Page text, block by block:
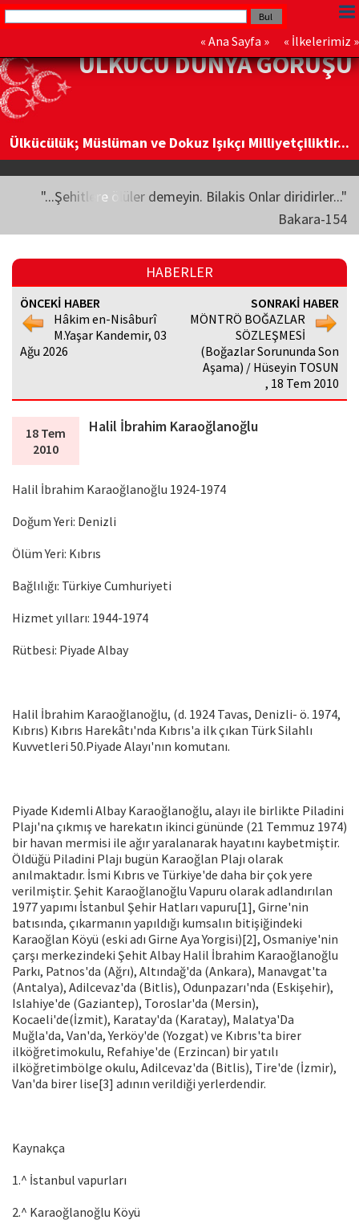
« Ana Sayfa » « İlkelerimiz »
ÜLKÜCÜ DÜNYA GÖRÜŞÜ
Ülkücülük; Müslüman ve Dokuz Işıkçı Milliyetçiliktir...
"...Şehitlere ölüler demeyin. Bilakis Onlar diridirler..."
Bakara-154
HABERLER
ÖNCEKİ HABER
Hâkim en-Nisâburî
M.Yaşar Kandemir, 03
Ağu 2026
SONRAKİ HABER
MÖNTRÖ BOĞAZLAR
SÖZLEŞMESİ
(Boğazlar Sorununda Son
Aşama) / Hüseyin TOSUN
, 18 Tem 2010
18 Tem
2010
Halil İbrahim Karaoğlanoğlu
Halil İbrahim Karaoğlanoğlu 1924-1974
Doğum Yeri: Denizli
Ölüm Yeri: Kıbrıs
Bağlılığı: Türkiye Cumhuriyeti
Hizmet yılları: 1944-1974
Rütbesi: Piyade Albay
Halil İbrahim Karaoğlanoğlu, (d. 1924 Tavas, Denizli- ö. 1974,
Kıbrıs) Kıbrıs Harekâtı'nda Kıbrıs'a ilk çıkan Türk Silahlı
Kuvvetleri 50.Piyade Alayı'nın komutanı.
Piyade Kıdemli Albay Karaoğlanoğlu, alayı ile birlikte Piladini
Plajı'na çıkmış ve harekatın ikinci gününde (21 Temmuz 1974)
bir havan mermisi ile ağır yaralanarak hayatını kaybetmiştir.
Öldüğü Piladini Plajı bugün Karaoğlan Plajı olarak
anılmaktadır. İsmi Kıbrıs ve Türkiye'de daha bir çok yere
verilmiştir. Şehit Karaoğlanoğlu Vapuru olarak adlandırılan
1977 yapımı İstanbul Şehir Hatları vapuru[1], Girne'nin
batısında, çıkarmanın yapıldığı kumsalın bitişiğindeki
Karaoğlan Köyü (eski adı Girne Aya Yorgisi)[2], Osmaniye'nin
çarşı merkezindeki Şehit Albay Halil İbrahim Karaoğlanoğlu
Parkı, Patnos'da (Ağrı), Altındağ'da (Ankara), Manavgat'ta
(Antalya), Adilcevaz'da (Bitlis), Odunpazarı'nda (Eskişehir),
Islahiye'de (Gaziantep), Toroslar'da (Mersin),
Kocaeli'de(İzmit), Karatay'da (Karatay), Malatya'Da
Muğla'da, Van'da, Yerköy'de (Yozgat) ve Kıbrıs'ta birer
ilköğretimokulu, Refahiye'de (Erzincan) bir yatılı
ilköğretimbölge okulu, Adilcevaz'da (Bitlis), Tire'de (İzmir),
Van'da birer lise[3] adının verildiği yerlerdendir.
Kaynakça
1.^ İstanbul vapurları
2.^ Karaoğlanoğlu Köyü